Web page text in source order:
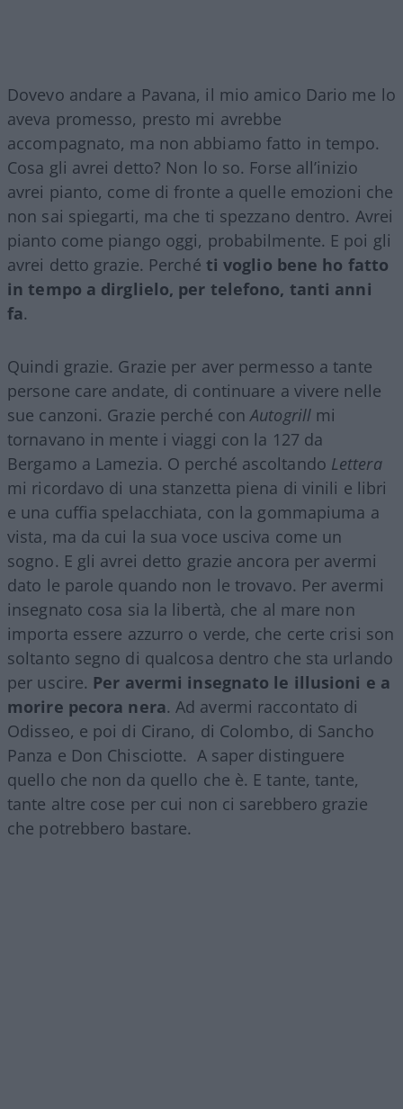
Dovevo andare a Pavana, il mio amico Dario me lo
aveva promesso, presto mi avrebbe
accompagnato, ma non abbiamo fatto in tempo.
Cosa gli avrei detto? Non lo so. Forse all’inizio
avrei pianto, come di fronte a quelle emozioni che
non sai spiegarti, ma che ti spezzano dentro. Avrei
pianto come piango oggi, probabilmente. E poi gli
avrei detto grazie. Perché ti voglio bene ho fatto
in tempo a dirglielo, per telefono, tanti anni
fa.
Quindi grazie. Grazie per aver permesso a tante
persone care andate, di continuare a vivere nelle
sue canzoni. Grazie perché conAutogrill mi
tornavano in mente i viaggi con la 127 da
Bergamo a Lamezia. O perché ascoltando Lettera
mi ricordavo di una stanzetta piena di vinili e libri
e una cuffia spelacchiata, con la gommapiuma a
vista, ma da cui la sua voce usciva come un
sogno. E gli avrei detto grazie ancora per avermi
dato le parole quando non le trovavo. Per avermi
insegnato cosa sia la libertà, che al mare non
importa essere azzurro o verde, che certe crisi son
soltanto segno di qualcosa dentro che sta urlando
per uscire. Per avermi insegnato le illusioni e a
morire pecora nera. Ad avermi raccontato di
Odisseo, e poi di Cirano, di Colombo, di Sancho
Panza e Don Chisciotte. A saper distinguere
quello che non da quello che è. E tante, tante,
tante altre cose per cui non ci sarebbero grazie
che potrebbero bastare.